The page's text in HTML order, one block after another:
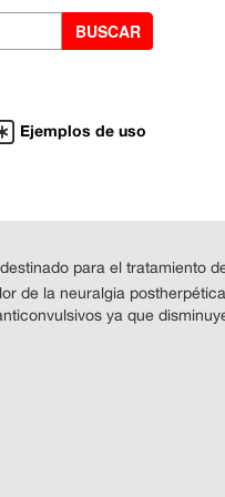
Ejemplos de uso
para el tratamiento
de la neuralgia
ya que